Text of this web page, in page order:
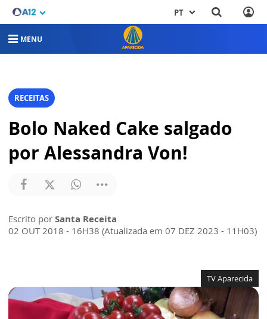
PT
MENU
RECEITAS
Bolo Naked Cake salgado
por Alessandra Von!
Escrito por Santa Receita
02 OUT 2018 - 16H38 (Atualizada em 07 DEZ 2023 - 11H03)
TV Aparecida